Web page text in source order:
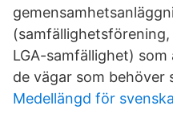
LGA-samfällighet)
de vägar som behöver
Medellängd för